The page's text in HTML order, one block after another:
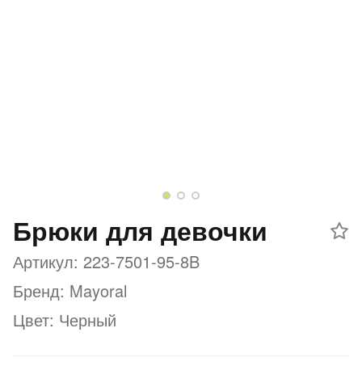
Брюки для девочки
Артикул: 223-7501-95-8B
Бренд: Mayoral
Цвет: Черный
Добавляйте товары
Оплачивайте сегодня только
25% картой любого банка